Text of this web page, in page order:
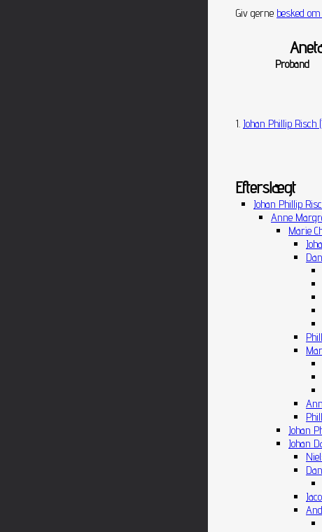
Giv gerne besked
Proband
1. Johan Phillip Risch
Efterslægt
Johan Phillip
Anne
Marie
Johan
Johan